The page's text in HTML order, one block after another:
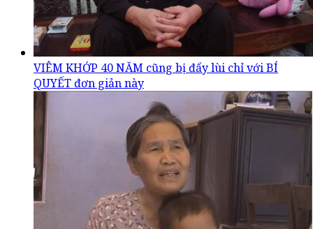
VIÊM KHỚP 40 NĂM cũng bị đẩy lùi chỉ với BÍ
QUYẾT đơn giản này